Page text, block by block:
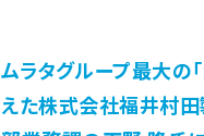
ムラタグループ最大の
えた株式会社福井村